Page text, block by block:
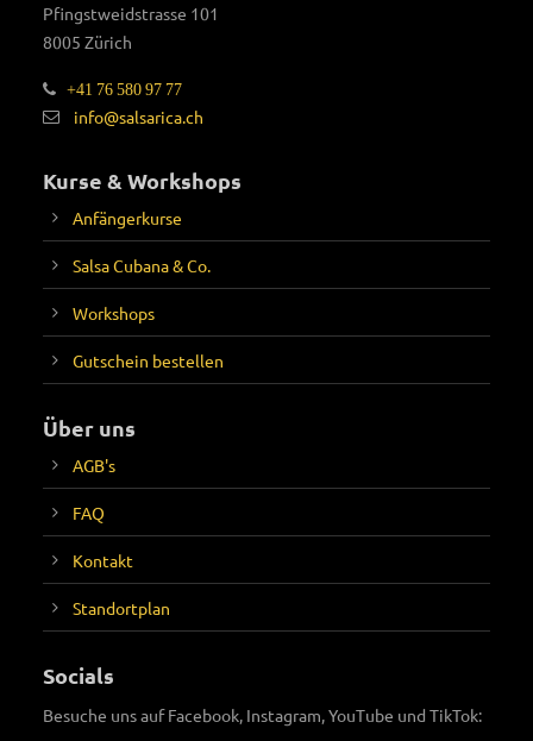
Pfingstweidstrasse 101
8005 Zürich
+41 76 580 97 77
info@salsarica.ch
Kurse & Workshops
Anfängerkurse
Salsa Cubana & Co.
Workshops
Gutschein bestellen
Über uns
AGB's
FAQ
Kontakt
Standortplan
Socials
Besuche uns auf Facebook, Instagram, YouTube und TikTok: